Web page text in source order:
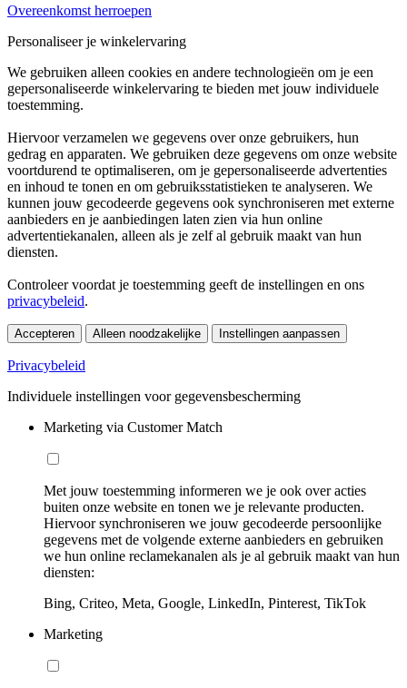
Overeenkomst herroepen
Personaliseer je winkelervaring
We gebruiken alleen cookies en andere technologieën om je een
gepersonaliseerde winkelervaring te bieden met jouw individuele
toestemming.
Hiervoor verzamelen we gegevens over onze gebruikers, hun
gedrag en apparaten. We gebruiken deze gegevens om onze website
voortdurend te optimaliseren, om je gepersonaliseerde advertenties
en inhoud te tonen en om gebruiksstatistieken te analyseren. We
kunnen jouw gecodeerde gegevens ook synchroniseren met externe
aanbieders en je aanbiedingen laten zien via hun online
advertentiekanalen, alleen als je zelf al gebruik maakt van hun
diensten.
Controleer voordat je toestemming geeft de instellingen en ons
privacybeleid.
Accepteren Alleen noodzakelijke Instellingen aanpassen
Privacybeleid
Individuele instellingen voor gegevensbescherming
Marketing via Customer Match
Met jouw toestemming informeren we je ook over acties
buiten onze website en tonen we je relevante producten.
Hiervoor synchroniseren we jouw gecodeerde persoonlijke
gegevens met de volgende externe aanbieders en gebruiken
we hun online reclamekanalen als je al gebruik maakt van hun
diensten:
Bing, Criteo, Meta, Google, LinkedIn, Pinterest, TikTok
Marketing